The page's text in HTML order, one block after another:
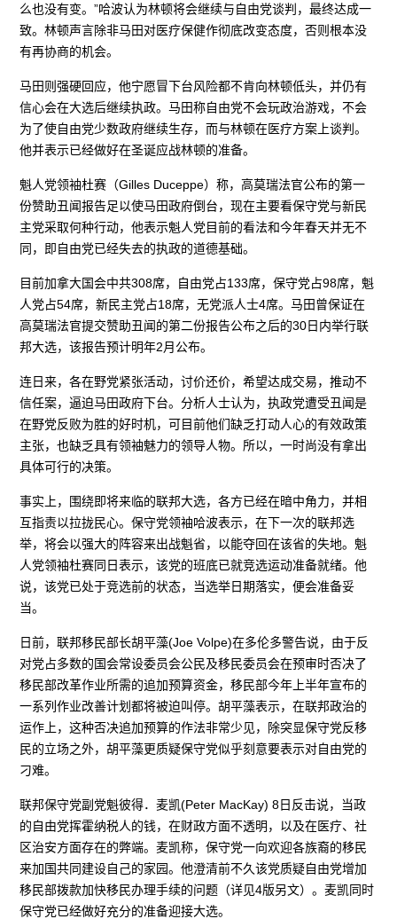
么也没有变。”哈波认为林顿将会继续与自由党谈判，最终达成一
致。林顿声言除非马田对医疗保健作彻底改变态度，否则根本没
有再协商的机会。
马田则强硬回应，他宁愿冒下台风险都不肯向林顿低头，并仍有
信心会在大选后继续执政。马田称自由党不会玩政治游戏，不会
为了使自由党少数政府继续生存，而与林顿在医疗方案上谈判。
他并表示已经做好在圣诞应战林顿的准备。
魁人党领袖杜赛（Gilles Duceppe）称，高莫瑞法官公布的第一
份赞助丑闻报告足以使马田政府倒台，现在主要看保守党与新民
主党采取何种行动，他表示魁人党目前的看法和今年春天并无不
同，即自由党已经失去的执政的道德基础。
目前加拿大国会中共308席，自由党占133席，保守党占98席，魁
人党占54席，新民主党占18席，无党派人士4席。马田曾保证在
高莫瑞法官提交赞助丑闻的第二份报告公布之后的30日内举行联
邦大选，该报告预计明年2月公布。
连日来，各在野党紧张活动，讨价还价，希望达成交易，推动不
信任案，逼迫马田政府下台。分析人士认为，执政党遭受丑闻是
在野党反败为胜的好时机，可目前他们缺乏打动人心的有效政策
主张，也缺乏具有领袖魅力的领导人物。所以，一时尚没有拿出
具体可行的决策。
事实上，围绕即将来临的联邦大选，各方已经在暗中角力，并相
互指责以拉拢民心。保守党领袖哈波表示，在下一次的联邦选
举，将会以强大的阵容来出战魁省，以能夺回在该省的失地。魁
人党领袖杜赛同日表示，该党的班底已就竞选运动准备就绪。他
说，该党已处于竞选前的状态，当选举日期落实，便会准备妥
当。
日前，联邦移民部长胡平藻(Joe Volpe)在多伦多警告说，由于反
对党占多数的国会常设委员会公民及移民委员会在预审时否决了
移民部改革作业所需的追加预算资金，移民部今年上半年宣布的
一系列作业改善计划都将被迫叫停。胡平藻表示，在联邦政治的
运作上，这种否决追加预算的作法非常少见，除突显保守党反移
民的立场之外，胡平藻更质疑保守党似乎刻意要表示对自由党的
刁难。
联邦保守党副党魁彼得．麦凯(Peter MacKay) 8日反击说，当政
的自由党挥霍纳税人的钱，在财政方面不透明，以及在医疗、社
区治安方面存在的弊端。麦凯称，保守党一向欢迎各族裔的移民
来加国共同建设自己的家园。他澄清前不久该党质疑自由党增加
移民部拨款加快移民办理手续的问题（详见4版另文）。麦凯同时
保守党已经做好充分的准备迎接大选。